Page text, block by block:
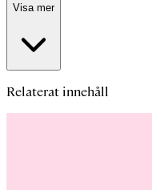
Visa mer
Relaterat innehåll